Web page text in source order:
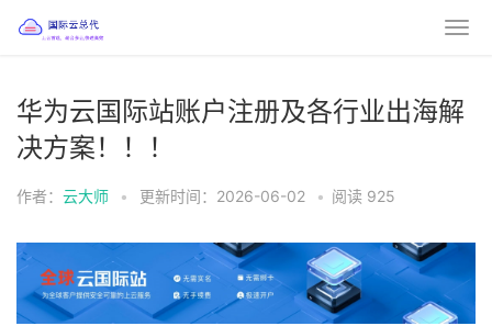
华为云国际站账户注册及各行业出海解
决方案！！！
作者： 云大师 • 更新时间：2026-06-02 • 阅读 925